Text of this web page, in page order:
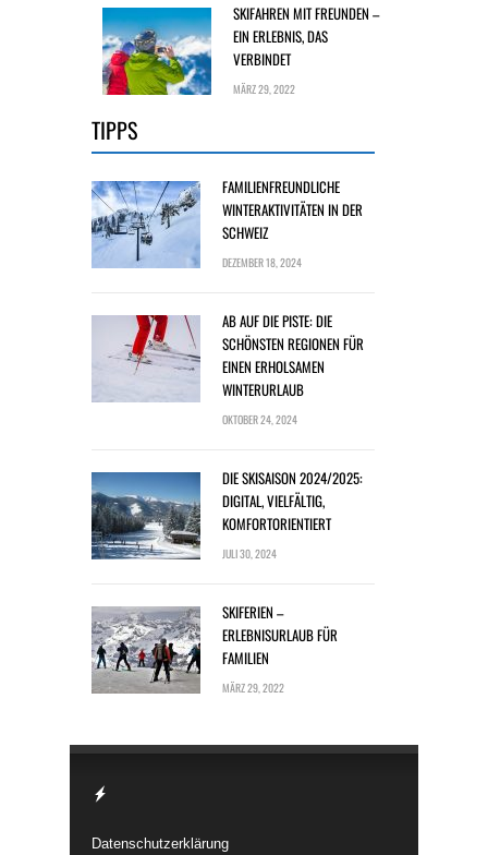
SKIFAHREN MIT FREUNDEN –
EIN ERLEBNIS, DAS
VERBINDET
MÄRZ 29, 2022
TIPPS
FAMILIENFREUNDLICHE
WINTERAKTIVITÄTEN IN DER
SCHWEIZ
DEZEMBER 18, 2024
AB AUF DIE PISTE: DIE
SCHÖNSTEN REGIONEN FÜR
EINEN ERHOLSAMEN
WINTERURLAUB
OKTOBER 24, 2024
DIE SKISAISON 2024/2025:
DIGITAL, VIELFÄLTIG,
KOMFORTORIENTIERT
JULI 30, 2024
SKIFERIEN –
ERLEBNISURLAUB FÜR
FAMILIEN
MÄRZ 29, 2022
Datenschutzerklärung